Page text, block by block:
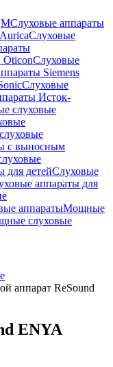
Слуховые аппараты
Слуховые
OticonСлуховые
Siemens
Слуховые
Исток-
слуховые
с выносным
для детейСлуховые
аппараты для
аппаратыМощные
слуховые
аппарат ReSound
ENYA